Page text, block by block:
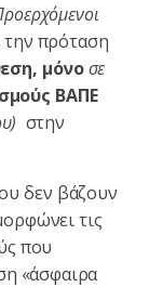
πρόταση
μόνοσε
ΒΑΠΕ
στην
δεν βάζουν
τις
που
«άσφαιρα